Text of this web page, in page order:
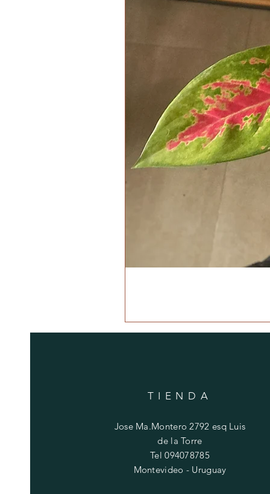
TIENDA
Jose Ma.Montero 2792 esq Luis
de la Torre
Tel 094078785
Montevideo - Uruguay